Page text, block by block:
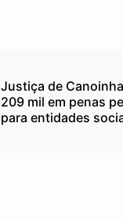
Justiça de
209 mil em penas
para entidades